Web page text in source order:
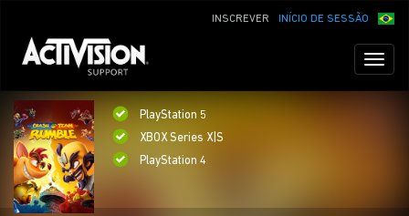
INÍCIO DE SESSÃO
INSCREVER
PlayStation 5
XBOX Series X|S
PlayStation 4